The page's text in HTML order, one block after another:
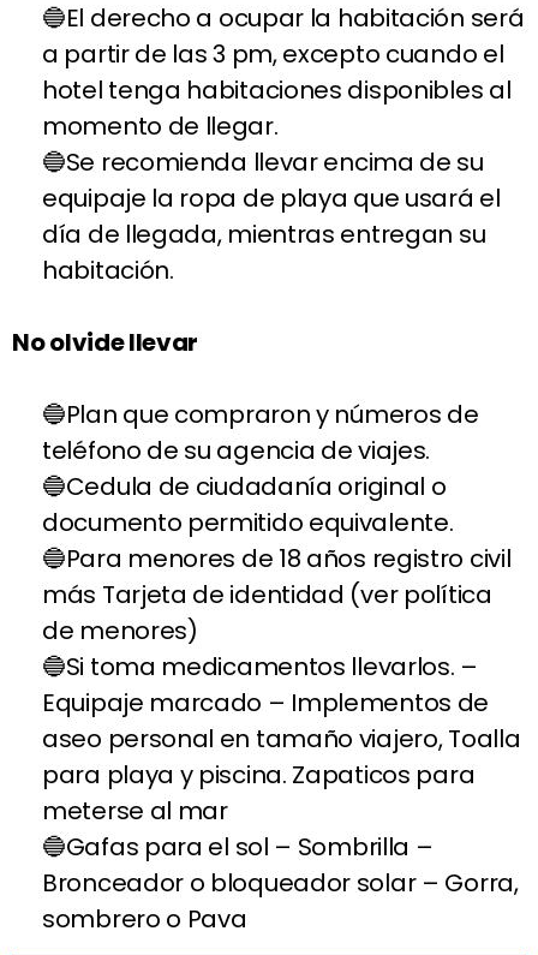
El derecho a ocupar la habitación será
a partir de las 3 pm, excepto cuando el
hotel tenga habitaciones disponibles al
momento de llegar.
Se recomienda llevar encima de su
equipaje la ropa de playa que usará el
día de llegada, mientras entregan su
habitación.
No olvide llevar
Plan que compraron y números de
teléfono de su agencia de viajes.
Cedula de ciudadanía original o
documento permitido equivalente.
Para menores de 18 años registro civil
más Tarjeta de identidad (ver política
de menores)
Si toma medicamentos llevarlos. –
Equipaje marcado – Implementos de
aseo personal en tamaño viajero, Toalla
para playa y piscina. Zapaticos para
meterse al mar
Gafas para el sol – Sombrilla –
Bronceador o bloqueador solar – Gorra,
sombrero o Pava